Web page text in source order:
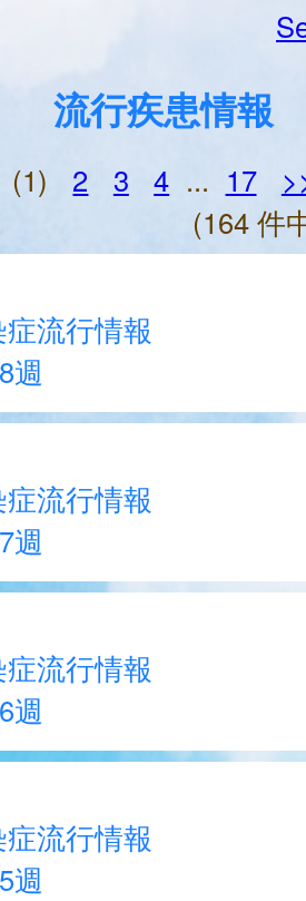
流行疾患情報
(1) 2 3 4 ... 17
(164 件
流行情報
週
流行情報
週
流行情報
週
流行情報
週